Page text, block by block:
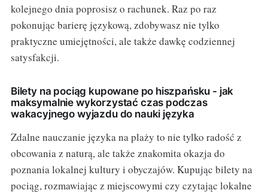
kolejnego dnia poprosisz o rachunek. Raz po raz
pokonując barierę językową, zdobywasz nie tylko
praktyczne umiejętności, ale także dawkę codziennej
satysfakcji.
Bilety na pociąg kupowane po hiszpańsku - jak
maksymalnie wykorzystać czas podczas
wakacyjnego wyjazdu do nauki języka
Zdalne nauczanie języka na plaży to nie tylko radość z
obcowania z naturą, ale także znakomita okazja do
poznania lokalnej kultury i obyczajów. Kupując bilety na
pociąg, rozmawiając z miejscowymi czy czytając lokalne